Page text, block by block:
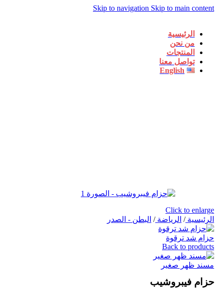
Skip to navigation Skip to main content
الرئيسية
من نحن
المنتجات
تواصل معنا
English
Click to enlarge
الرئيسية/ الرياضة/ البطن - الصدر
حزام شد ترقوة
Back to products
مسند ظهر صغير
حزام فيبروشيب